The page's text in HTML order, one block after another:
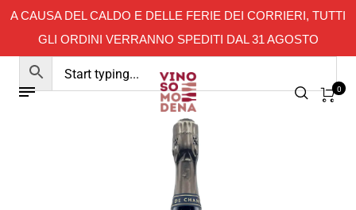
A CAUSA DEL CALDO E DELLE FERIE DEI CORRIERI, TUTTI
GLI ORDINI VERRANNO SPEDITI DAL 31 AGOSTO
0